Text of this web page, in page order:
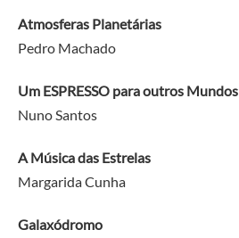
Atmosferas Planetárias
Pedro Machado
Um ESPRESSO para outros Mundos
Nuno Santos
A Música das Estrelas
Margarida Cunha
Galaxódromo